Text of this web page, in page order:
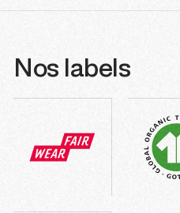
Nos labels